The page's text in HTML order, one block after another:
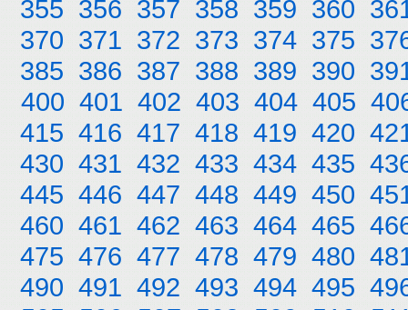
355 356 357 358 359 360
370 371 372 373 374 375
385 386 387 388 389 390
400 401 402 403 404 405
415 416 417 418 419 420
430 431 432 433 434 435
445 446 447 448 449 450
460 461 462 463 464 465
475 476 477 478 479 480
490 491 492 493 494 495